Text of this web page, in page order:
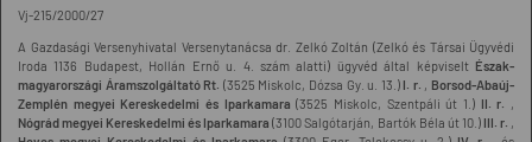
Vj-215/2000/27
A Gazdasági Versenyhivatal Versenytanácsa dr. Zelkó Zoltán (Zelkó és Társai Ügyvédi
Iroda 1136 Budapest, Hollán Ernő u. 4. szám alatti) ügyvéd által képviselt Észak-
magyarországi Áramszolgáltató Rt. (3525 Miskolc, Dózsa Gy. u. 13.) I. r. , Borsod-Abaúj-
Zemplén megyei Kereskedelmi és Iparkamara (3525 Miskolc, Szentpáli út 1.) II. r. ,
Nógrád megyei Kereskedelmi és Iparkamara (3100 Salgótarján, Bartók Béla út 10.) III. r. ,